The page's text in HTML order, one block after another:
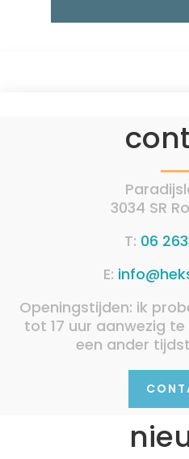
3034 SR
T: 06
E:
Openingstijden: ik
tot 17 uur aanwezig
een ander